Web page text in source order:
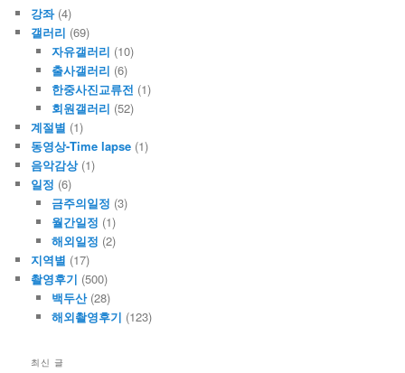
강좌(4)
갤러리 (69)
자유갤러리 (10)
출사갤러리 (6)
한중사진교류전 (1)
회원갤러리 (52)
계절별 (1)
동영상-Time lapse (1)
음악감상(1)
일정 (6)
금주의일정 (3)
월간일정 (1)
해외일정 (2)
지역별 (17)
촬영후기 (500)
백두산(28)
해외촬영후기 (123)
최신 글